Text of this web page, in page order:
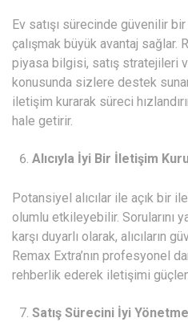
Ev satışı sürecinde güvenilir
çalışmak büyük avantaj sağlar.
piyasa bilgisi, satış stratejileri
konusunda sizlere destek
iletişim kurarak süreci
hale getirir.
Alıcıyla İyi Bir İletişim
Potansiyel alıcılar ile açık bir
olumlu etkileyebilir. Sorularını
karşı duyarlı olarak, alıcıların
Remax Extra’nın profesyonel
rehberlik ederek iletişimi
Satış Sürecini İyi